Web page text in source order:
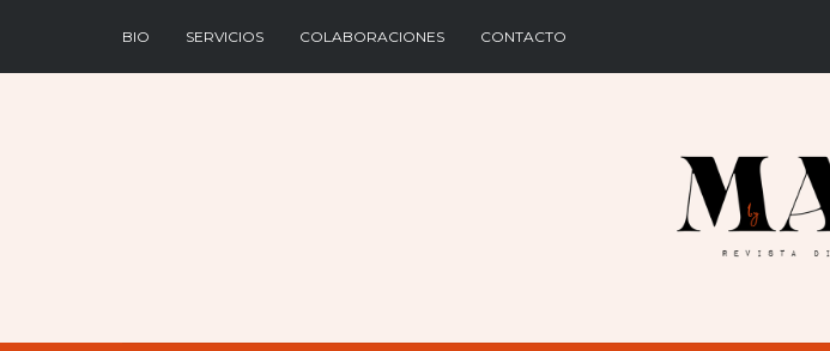
BIO SERVICIOS COLABORACIONES CONTACTO